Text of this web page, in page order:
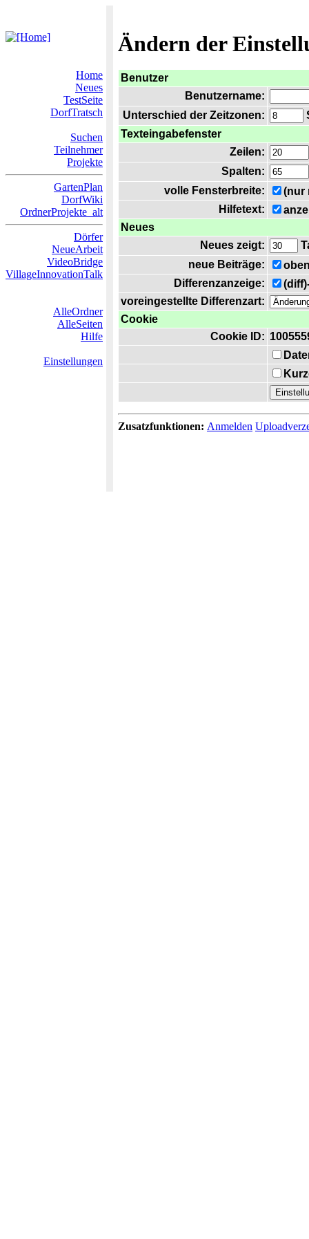
Ändern der
Home
Neues
TestSeite
DorfTratsch
Suchen
Teilnehmer
Projekte
GartenPlan
DorfWiki
OrdnerProjekte_alt
Dörfer
NeueArbeit
VideoBridge
VillageInnovationTalk
AlleOrdner
AlleSeiten
Hilfe
Einstellungen
Benutzer
Benutzername:
Unterschied der Zeitzonen:
Texteingabefenster
Zeilen:
Spalten:
volle Fensterbreite:
(nur
Hilfetext:
Neues
Neues zeigt:
neue Beiträge:
Differenzanzeige:
voreingestellte Differenzart:
Cookie
Cookie ID:
Zusatzfunktionen: Anmelden